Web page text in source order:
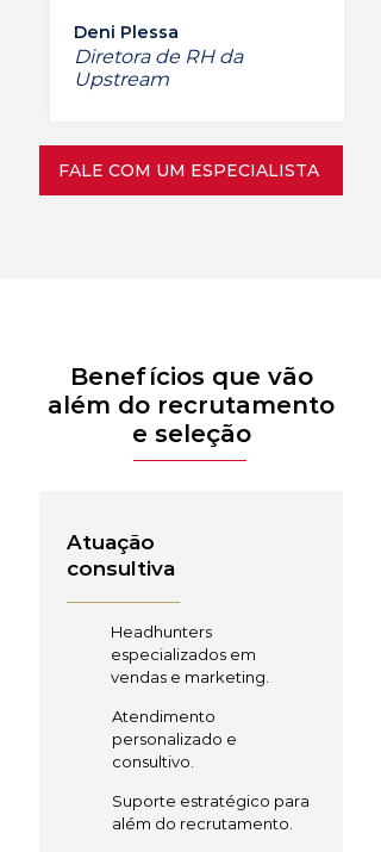
Deni Plessa
Diretora de RH da
Upstream
FALE COM UM ESPECIALISTA
Benefícios que vão
além do recrutamento
e seleção
Atuação
consultiva
Headhunters
especializados em
vendas e marketing.
Atendimento
personalizado e
consultivo.
Suporte estratégico para
além do recrutamento.